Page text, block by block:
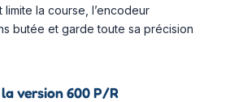
limite la course, l’encodeur
butée et garde toute sa précision
version 600 P/R